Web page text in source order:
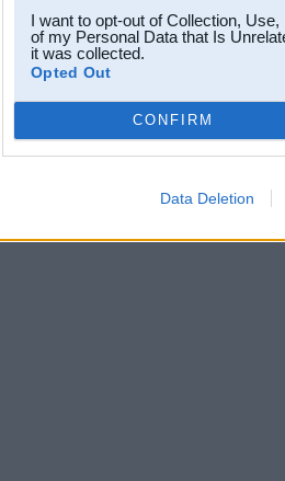
I want to opt-out of Collection,
of my Personal Data that Is
it was collected.
Opted Out
CONFIRM
Data Deletion